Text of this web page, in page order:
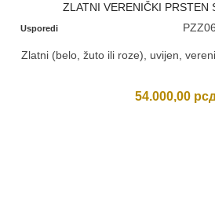
ZLATNI VERENIČKI PRSTEN
Usporedi PZZ06
Zlatni (belo, žuto ili roze), uvijen,
54.000,00